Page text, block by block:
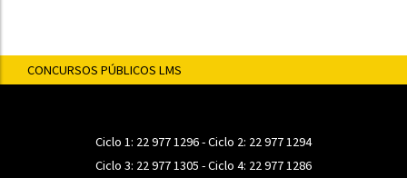
CONCURSOS PÚBLICOS LMS
Ciclo 1: 22 977 1296- Ciclo 2: 22 977 1294
Ciclo 3: 22 977 1305 - Ciclo 4: 22 977 1286